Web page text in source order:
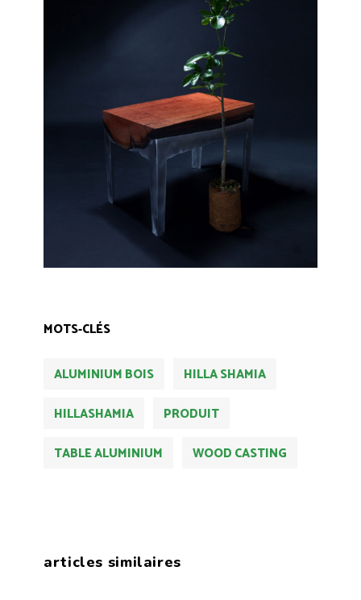
MOTS-CLÉS
ALUMINIUM BOIS
HILLA SHAMIA
HILLASHAMIA
PRODUIT
TABLE ALUMINIUM
WOOD CASTING
articles similaires